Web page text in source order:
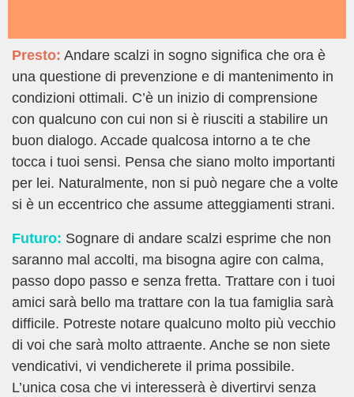
Presto: Andare scalzi in sogno significa che ora è
una questione di prevenzione e di mantenimento in
condizioni ottimali. C’è un inizio di comprensione
con qualcuno con cui non si è riusciti a stabilire un
buon dialogo. Accade qualcosa intorno a te che
tocca i tuoi sensi. Pensa che siano molto importanti
per lei. Naturalmente, non si può negare che a volte
si è un eccentrico che assume atteggiamenti strani.
Futuro: Sognare di andare scalzi esprime che non
saranno mal accolti, ma bisogna agire con calma,
passo dopo passo e senza fretta. Trattare con i tuoi
amici sarà bello ma trattare con la tua famiglia sarà
difficile. Potreste notare qualcuno molto più vecchio
di voi che sarà molto attraente. Anche se non siete
vendicativi, vi vendicherete il prima possibile.
L’unica cosa che vi interesserà è divertirvi senza